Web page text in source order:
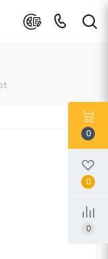
0
0
0